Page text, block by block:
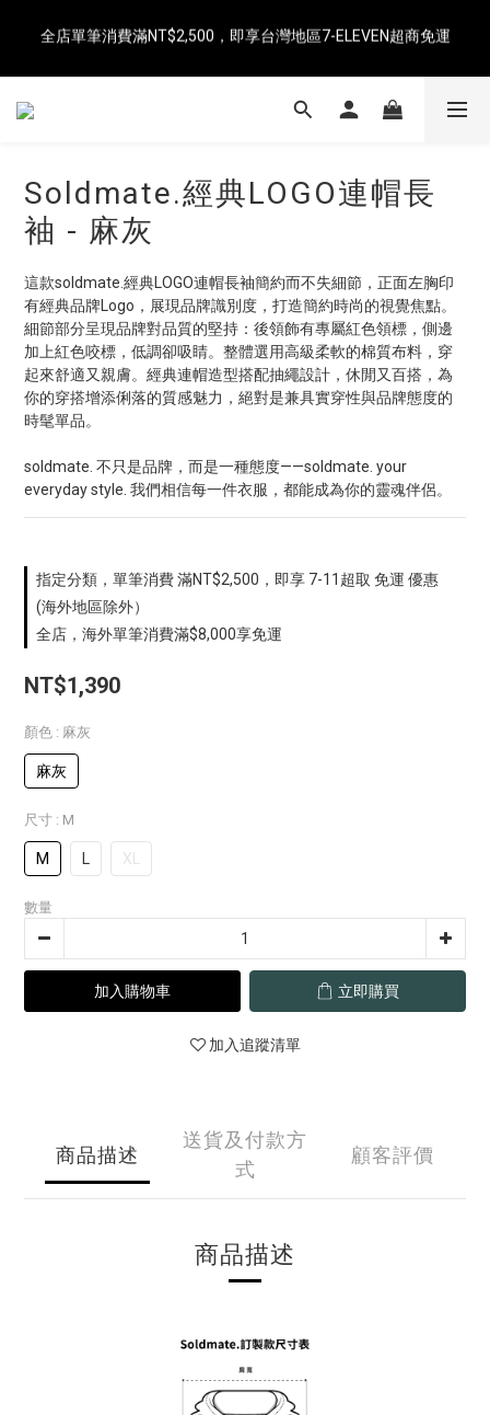
即日起消費滿NT$8,000免運（中國、香港、澳門、新加坡、馬來
即日起消費滿NT$8,000免運（中國、香港、澳門、新加坡、馬來
Soldmate.經典LOGO連帽長
袖 - 麻灰
這款soldmate.經典LOGO連帽長袖簡約而不失細節，正面左胸印
有經典品牌Logo，展現品牌識別度，打造簡約時尚的視覺焦點。
細節部分呈現品牌對品質的堅持：後領飾有專屬紅色領標，側邊
加上紅色咬標，低調卻吸睛。整體選用高級柔軟的棉質布料，穿
起來舒適又親膚。經典連帽造型搭配抽繩設計，休閒又百搭，為
你的穿搭增添俐落的質感魅力，絕對是兼具實穿性與品牌態度的
時髦單品。
soldmate. 不只是品牌，而是一種態度——soldmate. your
everyday style. 我們相信每一件衣服，都能成為你的靈魂伴侶。
指定分類，單筆消費 滿NT$2,500，即享 7-11超取 免運 優惠
(海外地區除外）
全店，海外單筆消費滿$8,000享免運
NT$1,390
顏色 : 麻灰
麻灰
尺寸 : M
M XL
數量
加入購物車 立即購買
加入追蹤清單
商品描述
送貨及付款方
式
顧客評價
商品描述